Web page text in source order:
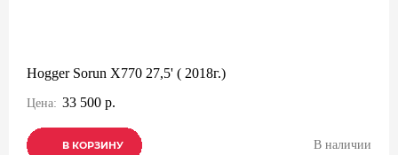
Hogger Sorun X770 27,5' ( 2018г.)
Цена: 33 500 р.
В КОРЗИНУ
В КОРЗИНУ
В КОРЗИНУ В наличии